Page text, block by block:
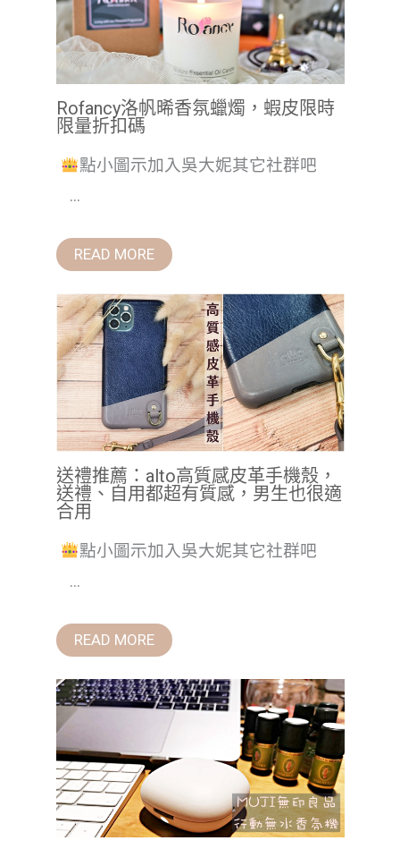
Rofancy洛帆晞香氛蠟燭，蝦皮限時
限量折扣碼
點小圖示加入吳大妮其它社群吧
...
READ MORE
送禮推薦：alto高質感皮革手機殼，
送禮、自用都超有質感，男生也很適
合用
點小圖示加入吳大妮其它社群吧
...
READ MORE